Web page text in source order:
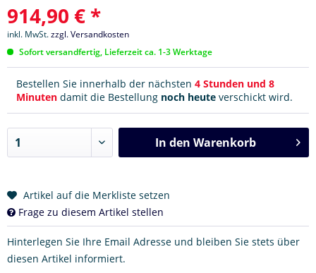
914,90 € *
inkl. MwSt.zzgl. Versandkosten
Sofort versandfertig, Lieferzeit ca. 1-3 Werktage
Bestellen Sie innerhalb der nächsten 4 Stunden und 8
Minuten damit die Bestellung noch heute verschickt wird.
In den Warenkorb
Artikel auf die Merkliste setzen
Frage zu diesem Artikel stellen
Hinterlegen Sie Ihre Email Adresse und bleiben Sie stets über
diesen Artikel informiert.